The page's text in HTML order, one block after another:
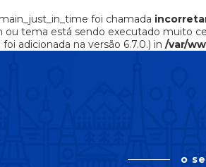
foi chamada
tema está sendo executado muito
adicionada na versão 6.7.0.) in /var/
o